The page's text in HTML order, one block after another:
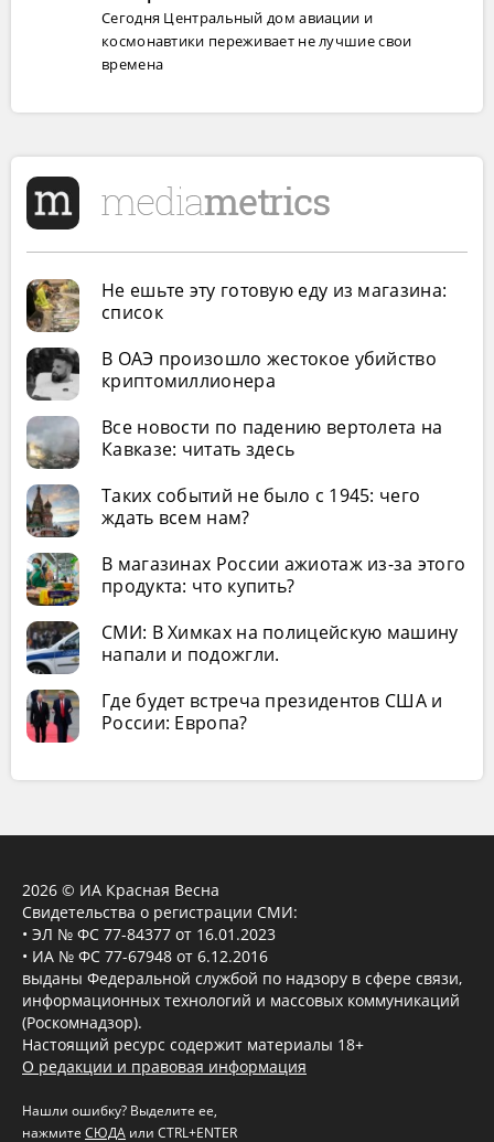
Сегодня Центральный дом авиации и
космонавтики переживает не лучшие свои
времена
Не ешьте эту готовую еду из магазина:
список
В ОАЭ произошло жестокое убийство
криптомиллионера
Все новости по падению вертолета на
Кавказе: читать здесь
Таких событий не было с 1945: чего
ждать всем нам?
В магазинах России ажиотаж из-за этого
продукта: что купить?
СМИ: В Химках на полицейскую машину
напали и подожгли.
Где будет встреча президентов США и
России: Европа?
2026 © ИА Красная Весна
Свидетельства о регистрации СМИ:
• ЭЛ № ФС 77-84377 от 16.01.2023
• ИА № ФС 77-67948 от 6.12.2016
выданы Федеральной службой по надзору в сфере связи,
информационных технологий и массовых коммуникаций
(Роскомнадзор).
Настоящий ресурс содержит материалы 18+
О редакции и правовая информация
Нашли ошибку? Выделите ее,
нажмите СЮДА или CTRL+ENTER